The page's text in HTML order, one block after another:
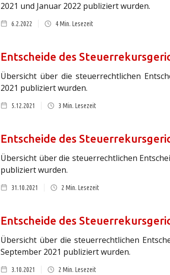
2021 und Januar 2022 publiziert wurden.
6.2.2022 4Min. Lesezeit
Entscheide des
Übersicht über die steuerrechtlichen
2021 publiziert wurden.
5.12.2021 3 Min. Lesezeit
Entscheide des
Übersicht über die steuerrechtlichen
publiziert wurden.
31.10.2021 2 Min. Lesezeit
Entscheide des
Übersicht über die steuerrechtlichen
September 2021 publiziert wurden.
3.10.2021 2 Min. Lesezeit